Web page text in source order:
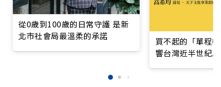
從0歲到100歲的日常守護 是新
北市社會局最溫柔的承諾
買不起的「單程
響台灣近半世紀